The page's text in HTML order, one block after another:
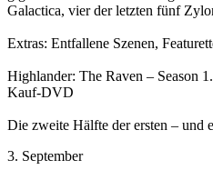
Galactica, vier der letzten fünf
Extras: Entfallene Szenen,
Highlander: The Raven – Season
Kauf-DVD
Die zweite Hälfte der ersten – und
3. September